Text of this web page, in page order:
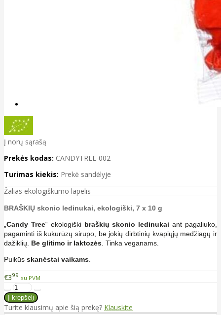
Į norų sąrašą
Prekės kodas: CANDYTREE-002
Turimas kiekis: Prekė sandėlyje
Žalias ekologiškumo lapelis
BRAŠKIŲ skonio ledinukai, ekologiški, 7 x 10 g
Candy Tree“ ekologiški braškių skonio ledinukai ant pagaliuko,
pagaminti iš kukurūzų sirupo, be jokių dirbtinių kvapiųjų medžiagų ir
dažiklių. Be glitimo ir laktozės . Tinka veganams.
Puikūs skanėstai vaikams
€399 su PVM
Turite klausimų apie šią prekę? Klauskite